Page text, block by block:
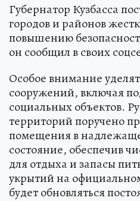
Губернатор Кузбасса
городов и районов
повышению
он сообщил в своих
Особое внимание
сооружений, включая
социальных объектов.
территорий поручено
помещения в
состояние, обеспечив
для отдыха и запасы
укрытий на
будет обновляться